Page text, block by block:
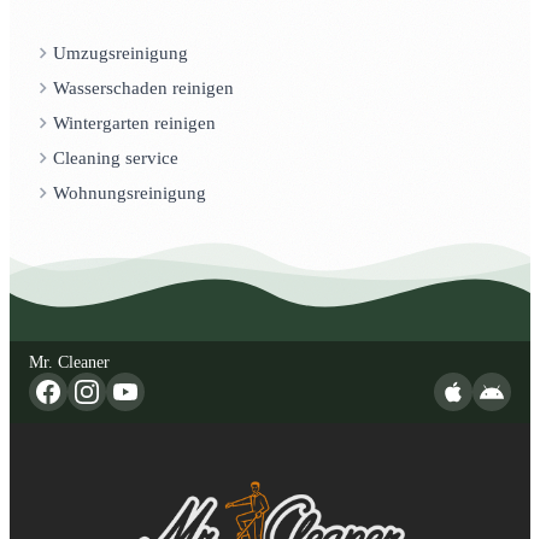
Umzugsreinigung
Wasserschaden reinigen
Wintergarten reinigen
Cleaning service
Wohnungsreinigung
Mr. Cleaner